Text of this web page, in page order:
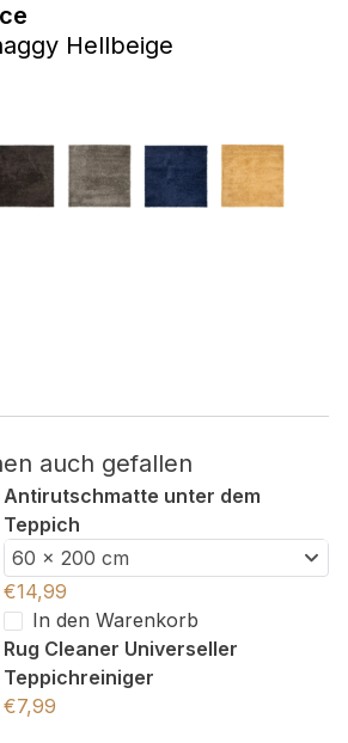
Hellbeige
auch gefallen
Antirutschmatte unter dem
Teppich
60 x 200 cm
€14,99
In den Warenkorb
Rug Cleaner Universeller
Teppichreiniger
€7,99
verwendet, um Benutzer über
Das Ziel ist es, Anzeigen
einzelnen Benutzer relevant und
sind.
Cookies sind solche, die
Alle akzeptieren